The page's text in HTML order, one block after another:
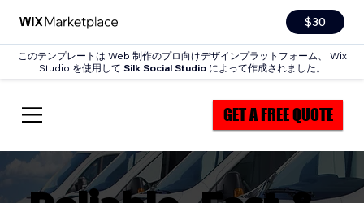
$30
このテンプレートは Web 制作のプロ向けデザインプラットフォーム、 Wix
Studio を使用して Silk Social Studioによって作成されました。